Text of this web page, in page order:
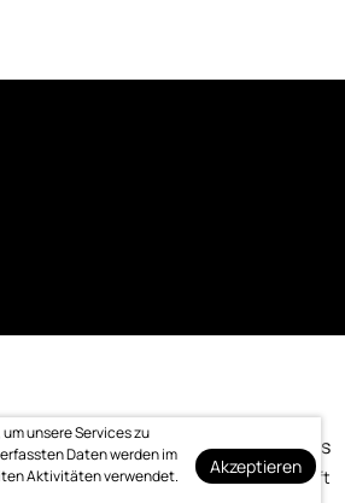
Bewertung Logo-Downloads
Made with ❤️ by bitcraft
unsere Services zu
Daten werden im
Aktivitäten verwendet.
Akzeptieren